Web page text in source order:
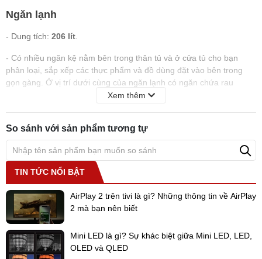
Ngăn lạnh
- Dung tích: 206 lít
- Có nhiều ngăn kệ nằm bên trong thân tủ và ở cửa tủ cho bạn
phân loại, sắp xếp các thực phẩm và đồ dùng đặt vào bên trong
gọn gàng. Ở vị trí dưới cùng của ngăn lạnh có ngăn chứa rau
chuyên dụng giúp bạn đựng rau củ quả thuận tiện, giữ độ tươi lâu
Ngăn đá
- Dung tích:58 lít.
- Không gian đựng đồ nhỏ hơn ngăn lạnh, tuy nhiên với 2 ngăn
chứa và 2 kệ trên cánh cửa bạn sẽ có 4 chỗ để đặt đồ cần trữ
đông. Hộc đá riêng biệt cho phép bạn làm và lấy đá dễ dàng.
Xem thêm
So sánh với sản phẩm tương tự
TIN TỨC NỔI BẬT
AirPlay 2 trên tivi là gì? Những thông tin về AirPlay
2 mà bạn nên biết
Mini LED là gì? Sự khác biệt giữa Mini LED, LED,
OLED và QLED